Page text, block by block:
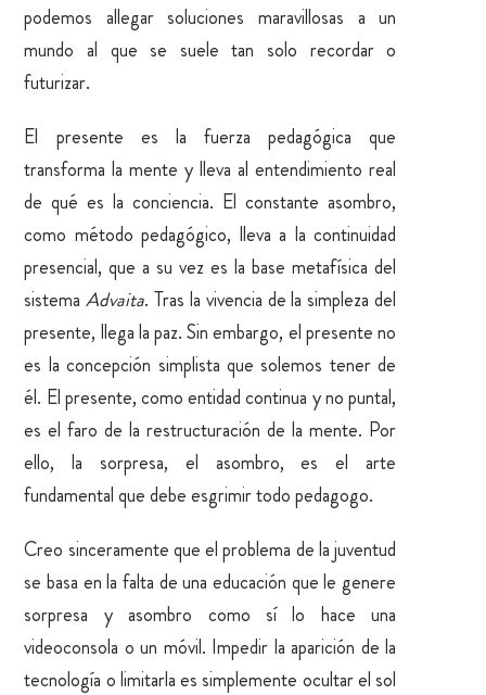
podemos allegar soluciones maravillosas a un
mundo al que se suele tan solo recordar o
futurizar.
El presente es la fuerza pedagógica que
transforma la mente y lleva al entendimiento real
de qué es la conciencia. El constante asombro,
como método pedagógico, lleva a la continuidad
presencial, que a su vez es la base metafísica del
sistemaAdvaita. Tras la vivencia de la simpleza del
presente, llega la paz. Sin embargo, el presente no
es la concepción simplista que solemos tener de
él. El presente, como entidad continua y no puntal,
es el faro de la restructuración de la mente. Por
ello, la sorpresa, el asombro, es el arte
fundamental que debe esgrimir todo pedagogo.
Creo sinceramente que el problema de la juventud
se basa en la falta de una educación que le genere
sorpresa y asombro como sí lo hace una
videoconsola o un móvil. Impedir la aparición de la
tecnología o limitarla es simplemente ocultar el sol